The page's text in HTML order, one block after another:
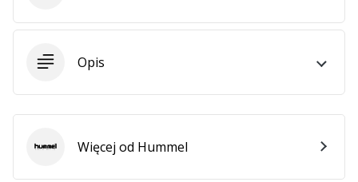
Opis
HummelWięcej od Hummel